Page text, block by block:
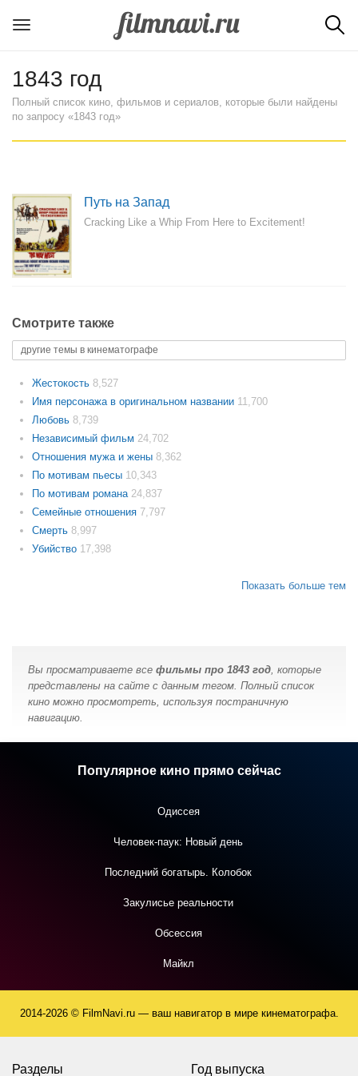
1843 год
Полный список кино, фильмов и сериалов, которые были найдены
по запросу «1843 год»
Путь на Запад
Cracking Like a Whip From Here to Excitement!
Смотрите также
другие темы в кинематографе
Жестокость 8,527
Имя персонажа в оригинальном названии 11,700
Любовь 8,739
Независимый фильм 24,702
Отношения мужа и жены 8,362
По мотивам пьесы 10,343
По мотивам романа 24,837
Семейные отношения 7,797
Смерть 8,997
Убийство 17,398
Показать больше тем
Вы просматриваете все фильмы про 1843 год, которые
представлены на сайте с данным тегом. Полный список
кино можно просмотреть, используя постраничную
навигацию.
Популярное кино прямо сейчас
Одиссея
Человек-паук: Новый день
Последний богатырь. Колобок
Закулисье реальности
Обсессия
Майкл
2014-2026 © FilmNavi.ru — ваш навигатор в мире кинематографа.
Разделы Год выпуска